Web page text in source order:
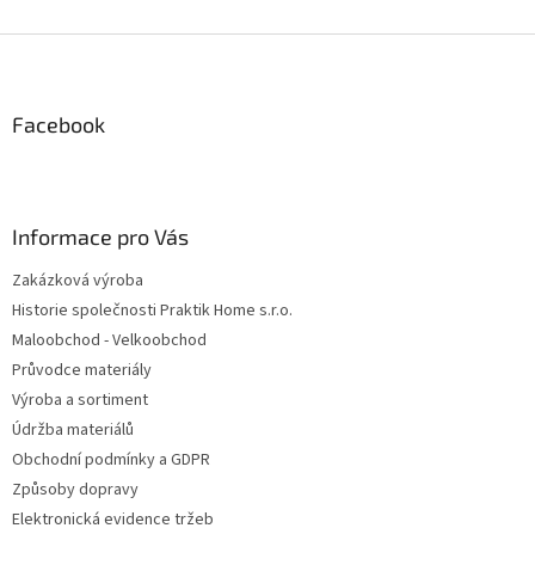
Facebook
Informace pro Vás
Zakázková výroba
Historie společnosti Praktik Home s.r.o.
Maloobchod - Velkoobchod
Průvodce materiály
Výroba a sortiment
Údržba materiálů
Obchodní podmínky a GDPR
Způsoby dopravy
Elektronická evidence tržeb